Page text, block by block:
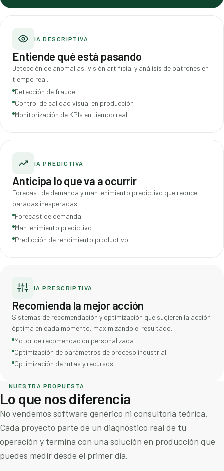
IA DESCRIPTIVA
Entiende qué está pasando
Detección de anomalías, visión artificial y análisis de patrones en
tiempo real.
Detección de fraude
Control de calidad visual en producción
Monitorización de KPIs en tiempo real
IA PREDICTIVA
Anticipa lo que va a ocurrir
Forecast de demanda y mantenimiento predictivo que reduce
paradas inesperadas.
Forecast de demanda
Mantenimiento predictivo
Predicción de rendimiento productivo
IA PRESCRIPTIVA
Recomienda la mejor acción
Sistemas de recomendación y optimización que sugieren la acción
óptima en cada momento, maximizando el resultado.
Motor de recomendación personalizada
Optimización de parámetros de proceso industrial
Optimización de rutas y recursos
NUESTRA PROPUESTA
Lo que nos diferencia
No vendemos software genérico ni consultoría teórica.
Cada proyecto parte de un diagnóstico real de tu
operación y termina con una solución en producción que
puedes medir desde el primer día.